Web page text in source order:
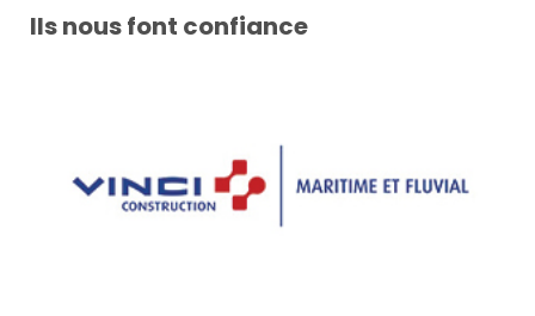
Ils nous font confiance